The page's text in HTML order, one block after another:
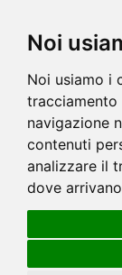
Noi
Noi usiamo i
tracciamento
navigazione
contenuti
analizzare il
dove